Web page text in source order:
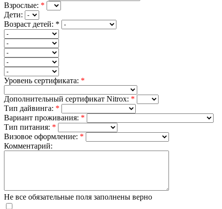
Взрослые: *
Дети:
Возраст детей: *
Уровень сертификата: *
Дополнительный сертификат Nitrox: *
Тип дайвинга: *
Вариант проживания: *
Тип питания: *
Визовое оформление: *
Комментарий:
Не все обязательные поля заполнены верно